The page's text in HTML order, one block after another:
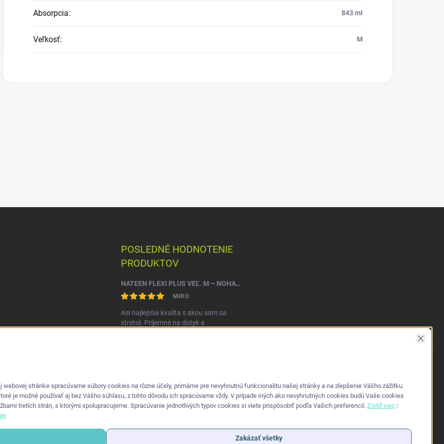
Absorpcia: 843 ml
Veľkosť: M
POSLEDNÉ HODNOTENIE
PRODUKTOV
NATEEN FLEXI PLUS VEĽ. M – NOHAVIČKY PLIENKOVÉ (10KS)
MIRO
Asi najlepšia kvalita s akou som sa
stretol. Príjemné na dotyk a
Zavrieť
stránke spracúvame súbory cookies na rôzne účely, primárne pre nevyhnutnú funkcionalitu našej stránky a na zlepšenie Vášho zážitku.
je možné používať aj bez Vášho súhlasu, z tohto dôvodu ich spracúvame vždy. V prípade iných ako nevyhnutných cookies budú Vaše cookies
tretích strán, s ktorými spolupracujeme. Spracúvanie jednotlivých typov cookies si viete prispôsobiť podľa Vašich preferencií. Zistiť viac |
Zakázať všetky